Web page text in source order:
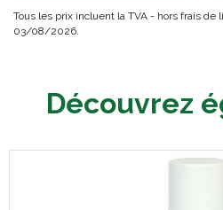
Tous les prix incluent la TVA - hors frais de
03/08/2026.
Découvrez